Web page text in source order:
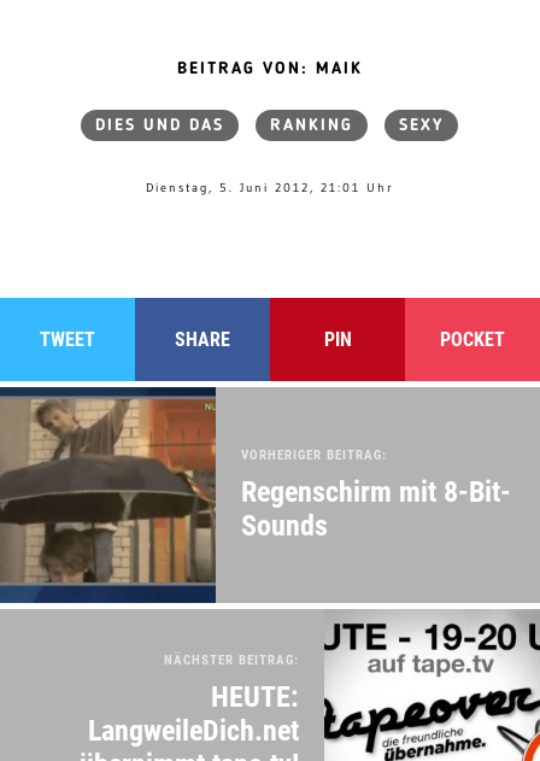
BEITRAG VON: MAIK
DIES UND DAS RANKING SEXY
Dienstag, 5. Juni 2012, 21:01 Uhr
TWEET SHARE PIN POCKET
VORHERIGER BEITRAG:
Regenschirm mit 8-Bit-
Sounds
NÄCHSTER BEITRAG:
HEUTE:
LangweileDich.net